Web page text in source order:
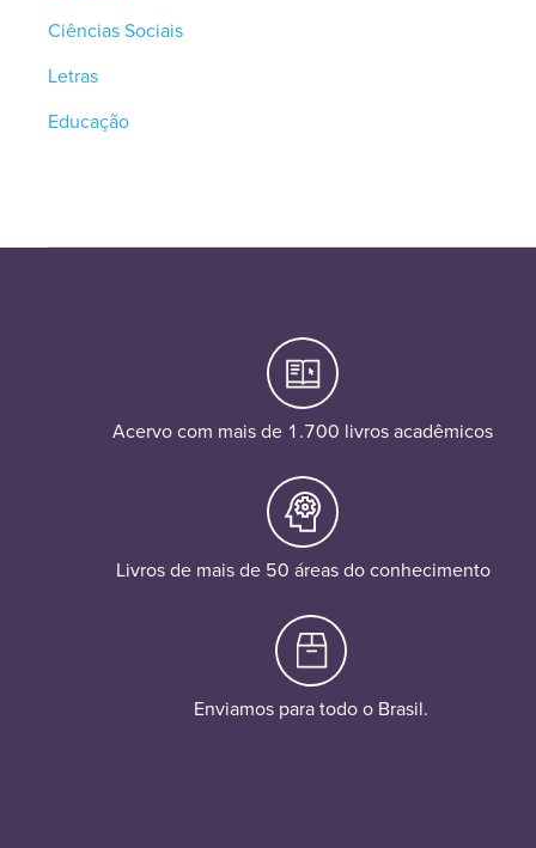
Ciências Sociais
Letras
Educação
Acervo com mais de 1.700 livros acadêmicos
Livros de mais de 50 áreas do conhecimento
Enviamos para todo o Brasil.